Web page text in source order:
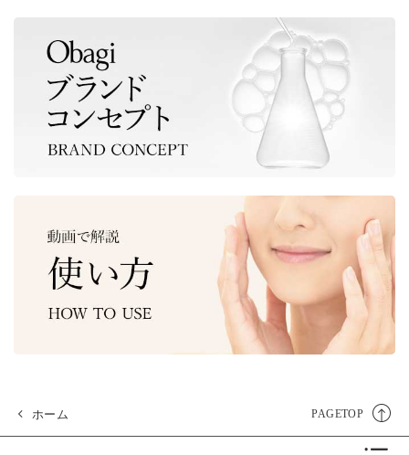
ホーム PAGETOP